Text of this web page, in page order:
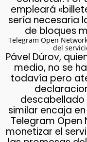
empleará
sería necesaria
de bloques
Telegram Open
del
Pável Dúrov,
medio, no se
todavía pero
descabellado
similar encaja
Telegram Open
monetizar el